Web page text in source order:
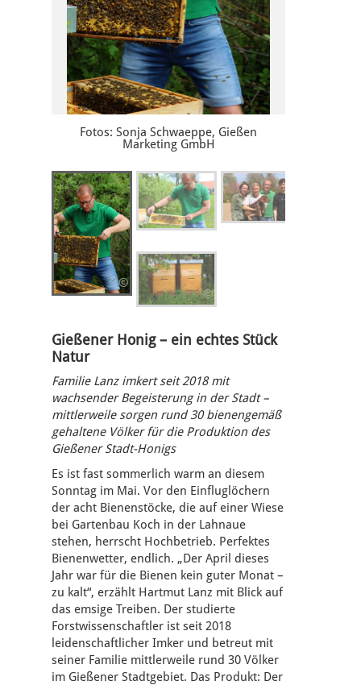
Fotos: Sonja Schwaeppe, Gießen
Marketing GmbH
©
©
©
Gießener Honig – ein echtes Stück
Natur
Familie Lanz imkert seit 2018 mit
wachsender Begeisterung in der Stadt –
mittlerweile sorgen rund 30 bienengemäß
gehaltene Völker für die Produktion des
Gießener Stadt-Honigs
Es ist fast sommerlich warm an diesem
Sonntag im Mai. Vor den Einfluglöchern
der acht Bienenstöcke, die auf einer Wiese
bei Gartenbau Koch in der Lahnaue
stehen, herrscht Hochbetrieb. Perfektes
Bienenwetter, endlich. „Der April dieses
Jahr war für die Bienen kein guter Monat –
zu kalt“, erzählt Hartmut Lanz mit Blick auf
das emsige Treiben. Der studierte
Forstwissenschaftler ist seit 2018
leidenschaftlicher Imker und betreut mit
seiner Familie mittlerweile rund 30 Völker
im Gießener Stadtgebiet. Das Produkt: Der